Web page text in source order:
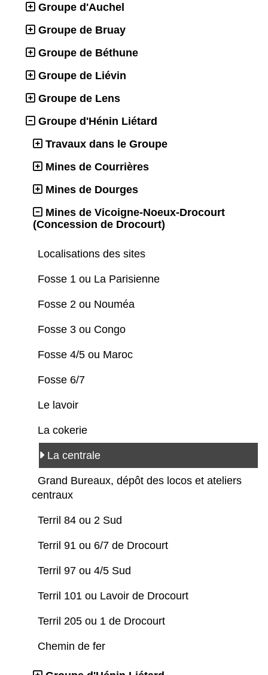
Groupe d'Auchel
Groupe de Bruay
Groupe de Béthune
Groupe de Liévin
Groupe de Lens
Groupe d'Hénin Liétard
Travaux dans le Groupe
Mines de Courrières
Mines de Dourges
Mines de Vicoigne-Noeux-Drocourt
(Concession de Drocourt)
Localisations des sites
Fosse 1 ou La Parisienne
Fosse 2 ou Nouméa
Fosse 3 ou Congo
Fosse 4/5 ou Maroc
Fosse 6/7
Le lavoir
La cokerie
La centrale
Grand Bureaux, dépôt des locos et ateliers
centraux
Terril 84 ou 2 Sud
Terril 91 ou 6/7 de Drocourt
Terril 97 ou 4/5 Sud
Terril 101 ou Lavoir de Drocourt
Terril 205 ou 1 de Drocourt
Chemin de fer